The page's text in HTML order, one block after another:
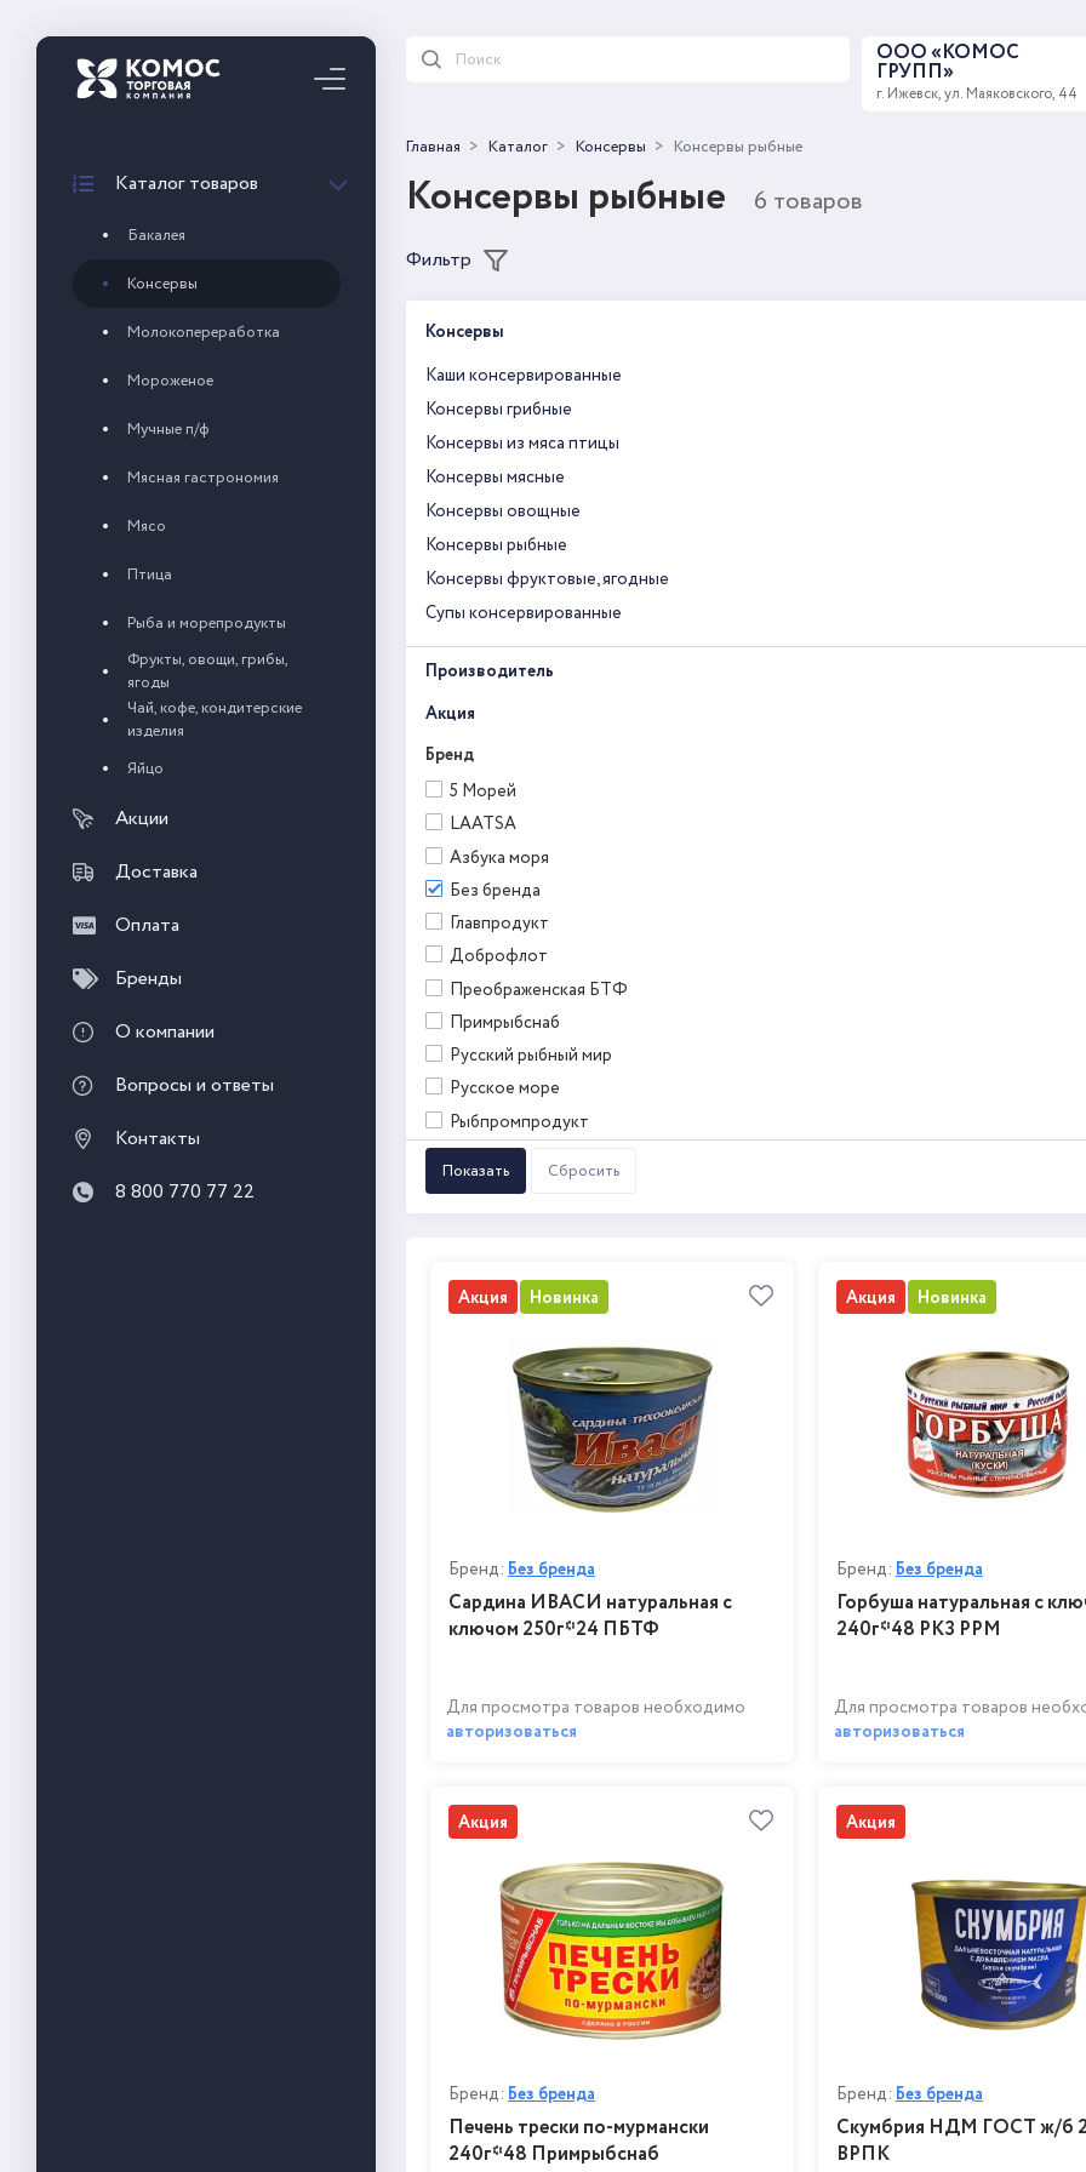
Каталог товаров
Бакалея
Консервы
Молокопереработка
Мороженое
Мучные п/ф
Мясная гастрономия
Мясо
Птица
Рыба и морепродукты
Фрукты, овощи, грибы,
ягоды
Чай, кофе, кондитерские
изделия
Яйцо
Акции
Доставка
Оплата
Бренды
О компании
Вопросы и ответы
Контакты
8 800 770 77 22
ООО «КОМОС
ГРУПП»
г. Ижевск, ул. Маяковского, 44
Главная Каталог Консервы Консервы рыбные
Консервы рыбные 6 товаров
Акция Новинка
Бренд: Без бренда
Сардина ИВАСИ натуральная с
ключом 250г*24 ПБТФ
Для просмотра товаров необходимо
авторизоваться
Акция Новинка
Бренд:Без бренда
Горбуша натуральная с
240г*48 РКЗ РРМ
Для просмотра товаров
авторизоваться
Акция
Бренд: Без бренда
Печень трески по-мурмански
240г*48 Примрыбснаб
Акция
Бренд:Без бренда
Скумбрия НДМ ГОСТ ж/б
ВРПК
Фильтр
Консервы
Каши консервированные
Консервы грибные
Консервы из мяса птицы
Консервы мясные
Консервы овощные
Консервы рыбные
Консервы фруктовые, ягодные
Супы консервированные
Производитель
Акция
Бренд
5 Морей
LAATSA
Азбука моря
Без бренда
Главпродукт
Доброфлот
Преображенская БТФ
Примрыбснаб
Русский рыбный мир
Русское море
Рыбпромпродукт